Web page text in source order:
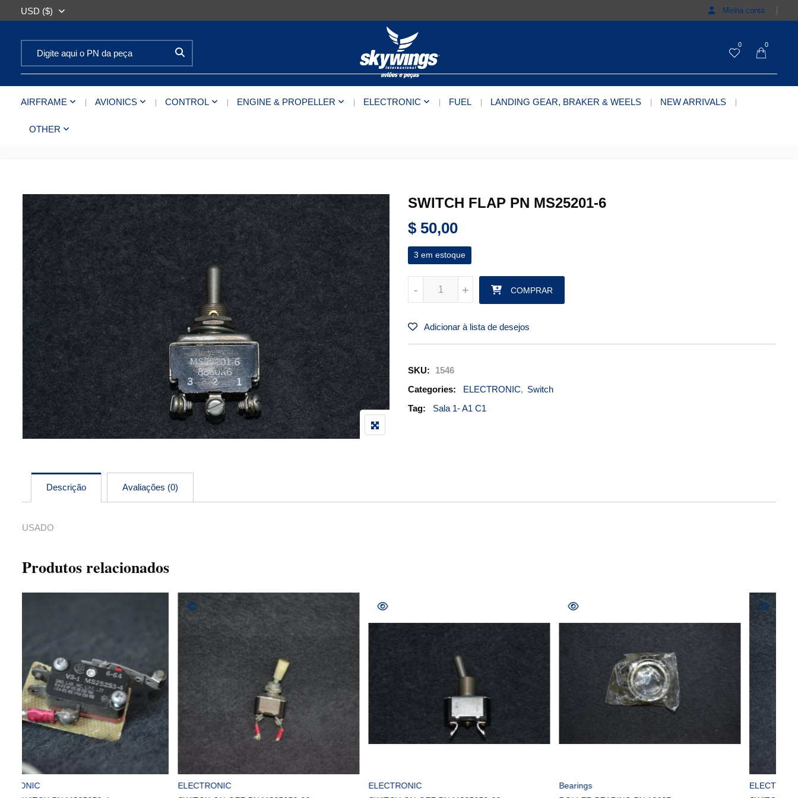
USD ($) Minha conta
0 0
AIRFRAME AVIONICS CONTROL ENGINE & PROPELLER ELECTRONIC FUEL LANDING GEAR, BRAKER & WEELS NEW ARRIVALS
OTHER
SWITCH FLAP PN MS25201-6
$ 50,00
3 em estoque
SWITCH FLAP PN MS25201-6 quantidade
+
- +
- COMPRAR
Adicionar à lista de desejos
SKU:
1546
Categories:
ELECTRONIC, Switch
Tag:
Sala 1- A1 C1
Descrição Avaliações (0)
USADO
Produtos relacionados
COMPRAR
ELECTRONIC
ELECTRONIC
Bearings